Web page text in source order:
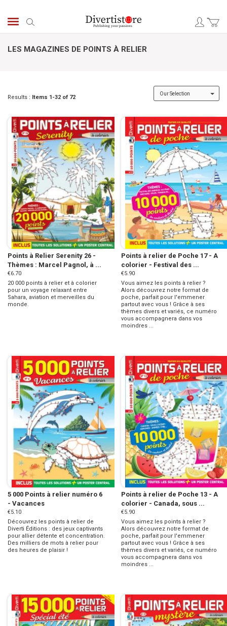
LES MAGAZINES DE POINTS À RELIER
Results : Items 1-32 of 72
Points à Relier Serenity 26 -
Thèmes : Marcel Pagnol, à ...
€6.70
20 000 points à relier et à colorier
pour un voyage relaxant entre
Sahara, aviation et merveilles du
monde.
Points à relier de Poche 17 - A
colorier - Festival des ...
€5.90
Vous aimez les points à relier ?
Alors découvrez notre format de
poche, parfait pour l'emmener
partout avec vous ! Grâce à ses
thèmes divers et variés, ce numéro
vous accompagnera dans vos
moindres ...
5 000 Points à relier numéro 6
- Vacances
€5.10
Découvrez les points à relier de
Diverti Éditions : des jeux captivants
pour allier détente et concentration.
Des milliers de mots à relier pour
des heures de plaisir !
Points à relier de Poche 13 - A
colorier - Canada, sous ...
€5.90
Vous aimez les points à relier ?
Alors découvrez notre format de
poche, parfait pour l'emmener
partout avec vous ! Grâce à ses
thèmes divers et variés, ce numéro
vous accompagnera dans vos
moindres ...